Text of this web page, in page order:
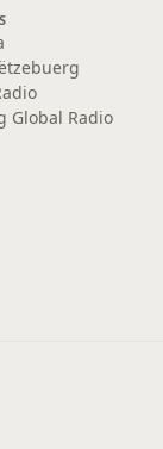
Global Radio